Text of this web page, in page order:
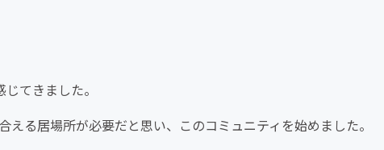
てきました。
る居場所が必要だと思い、このコミュニティを始めました。